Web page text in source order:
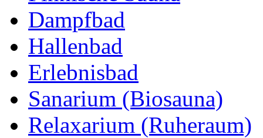
Dampfbad
Hallenbad
Erlebnisbad
Sanarium (Biosauna)
Relaxarium (Ruheraum)